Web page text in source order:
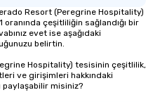
Resort (Peregrine Hospitality)
çeşitliliğin sağlandığı bir
evet ise aşağıdaki
belirtin.
Hospitality) tesisinin çeşitlilik,
ve girişimleri hakkındaki
paylaşabilir misiniz?